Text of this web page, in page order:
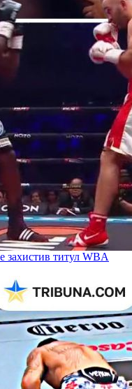
захистив титул WBA